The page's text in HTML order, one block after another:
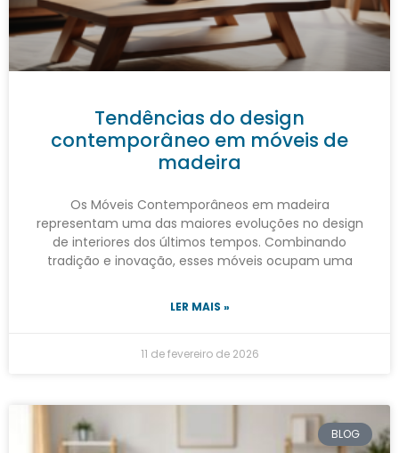
Tendências do design
contemporâneo em móveis de
madeira
Os Móveis Contemporâneos em madeira
representam uma das maiores evoluções no design
de interiores dos últimos tempos. Combinando
tradição e inovação, esses móveis ocupam uma
LER MAIS »
11 de fevereiro de 2026
BLOG